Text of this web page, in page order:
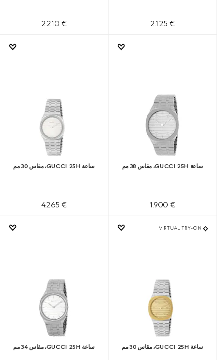
€ 2.125
€ 2.210
ساعة GUCCI 25H، مقاس 38 مم
€ 1.900
ساعة GUCCI 25H، مقاس 30 مم
€ 4.265
ساعة GUCCI 25H، مقاس 30 مم ساعة GUCCI 25H، مقاس 34 مم